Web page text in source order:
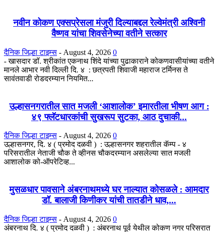
नवीन कोकण एक्सप्रेसला मंजुरी दिल्याबद्दल रेल्वेमंत्री अश्विनी
वैष्णव यांचा शिवसेनेच्या वतीने सत्कार
दैनिक जिल्हा टाइम्स - August 4, 2026 0
- खासदार डॉ. श्रीकांत एकनाथ शिंदे यांच्या पुढाकाराने कोकणवासीयांच्या वतीने
मानले आभार नवी दिल्ली दि. ४ : छत्रपती शिवाजी महाराज टर्मिनस ते
सावंतवाडी रोडदरम्यान नियमित...
उल्हासनगरातील सात मजली ‘आशालोक’ इमारतीला भीषण आग :
४९ फ्लॅटधारकांची सुखरूप सुटका, आठ दुचाकी...
दैनिक जिल्हा टाइम्स - August 4, 2026 0
उल्हासनगर, दि. ४ ( प्रमोद दळवी ) : उल्हासनगर शहरातील कॅम्प - ४
परिसरातील नेताजी चौक ते व्हीनस चौकदरम्यान असलेल्या सात मजली
आशालोक को-ऑपरेटिव्ह...
मुसळधार पावसाने अंबरनाथमध्ये घर नाल्यात कोसळले : आमदार
डॉ. बालाजी किणीकर यांची तातडीने धाव,...
दैनिक जिल्हा टाइम्स - August 4, 2026 0
अंबरनाथ दि. ४ ( प्रमोद दळवी ) : अंबरनाथ पूर्व येथील कोकण नगर परिसरात